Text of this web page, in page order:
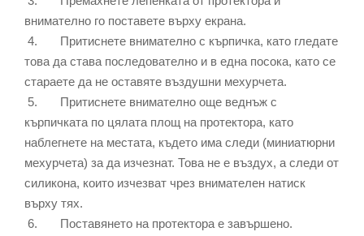
внимателно го поставете върху екрана.
4. Притиснете внимателно с кърпичка, като гледате
това да става последователно и в една посока, като се
стараете да не оставяте въздушни мехурчета.
5. Притиснете внимателно още веднъж с
кърпичката по цялата площ на протектора, като
наблегнете на местата, където има следи (миниатюрни
мехурчета) за да изчезнат. Това не е въздух, а следи от
силикона, които изчезват чрез внимателен натиск
върху тях.
6. Поставянето на протектора е завършено.